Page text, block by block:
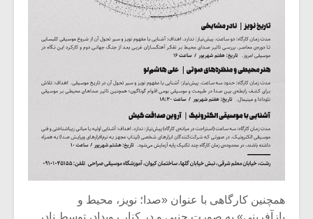
همچنین کارگاهی با عنوان «صدا؛ نویز، محیط و